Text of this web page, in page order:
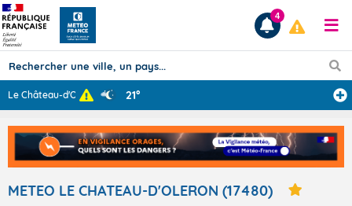
Prévisions
TOUS LES RÉSULTATS
4
Le Château-d'Ol ... 21°
METEO LE CHATEAU-D'OLERON (17480)